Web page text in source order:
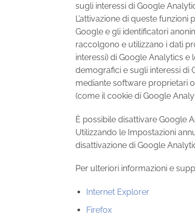
sugli interessi di Google
L’attivazione di queste
Google e gli identificatori
raccolgono e utilizzano i dati
interessi) di Google Analytics
demografici e sugli interessi di
mediante software proprietari
(come il cookie di Google
È possibile disattivare Google
Utilizzando le Impostazioni
disattivazione di Google
Per ulteriori informazioni e
Internet Explorer
Firefox